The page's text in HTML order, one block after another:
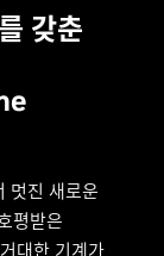
갖춘
멋진 새로운
평받은
대한 기계가